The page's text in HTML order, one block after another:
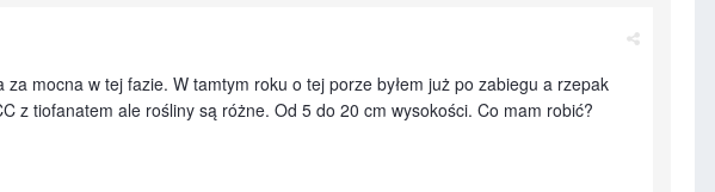
mocna w tej fazie. W tamtym roku o tej porze byłem już po zabiegu a rzepak
z tiofanatem ale rośliny są różne. Od 5 do 20 cm wysokości. Co mam robić?